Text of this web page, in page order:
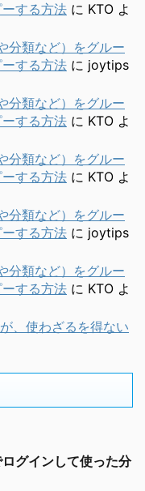
する方法 に KTO よ
分類など）をグルー
する方法 に joytips
分類など）をグルー
する方法 に KTO よ
分類など）をグルー
する方法 に KTO よ
分類など）をグルー
する方法 に joytips
分類など）をグルー
する方法 に KTO よ
、使わざるを得ない
グインして使った分